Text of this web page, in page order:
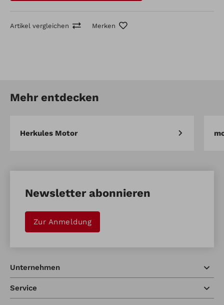
Artikel vergleichen Merken
Schaufel für Bagger
Mehr entdecken
Herkules Motor
Newsletter abonnieren
Zur Anmeldung
Unternehmen
Service